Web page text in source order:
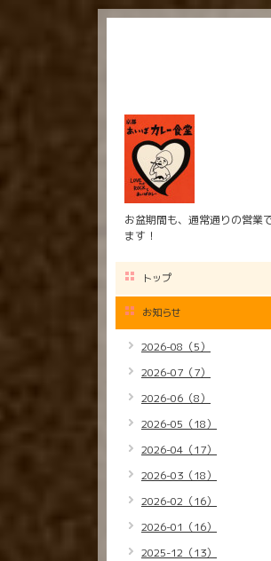
お盆期間も、通常通りの営業
ます！
トップ
お知らせ
2026-08（5）
2026-07（7）
2026-06（8）
2026-05（18）
2026-04（17）
2026-03（18）
2026-02（16）
2026-01（16）
2025-12（13）